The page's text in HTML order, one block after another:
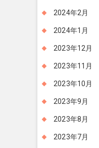
2024年2月
2024年1月
2023年12月
2023年11月
2023年10月
2023年9月
2023年8月
2023年7月